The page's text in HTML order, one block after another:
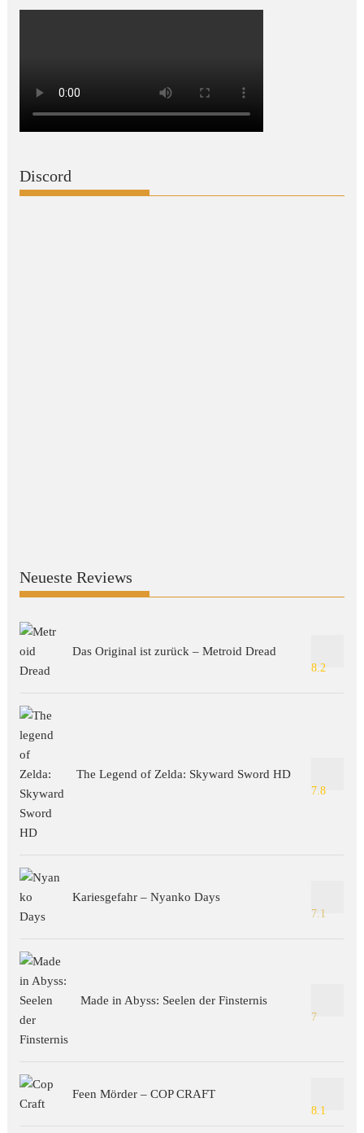
Discord
Neueste Reviews
Das Original ist zurück – Metroid Dread
8.2
The Legend of Zelda: Skyward Sword HD
7.8
Kariesgefahr – Nyanko Days
7.1
Made in Abyss: Seelen der Finsternis
7
Feen Mörder – COP CRAFT
8.1